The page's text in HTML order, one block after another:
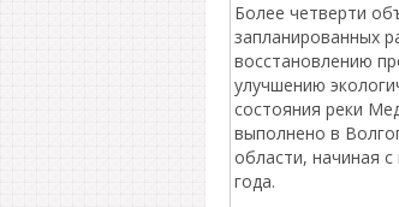
Более четверти
запланированных
восстановлению
улучшению
состояния реки
выполнено в
области, начиная
года.